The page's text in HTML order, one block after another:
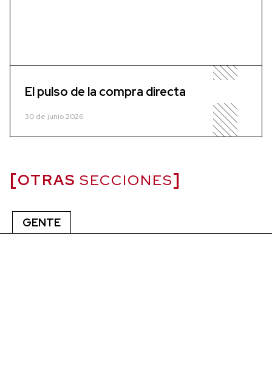
El pulso de la compra directa
30 de junio 2026
OTRAS SECCIONES
GENTE